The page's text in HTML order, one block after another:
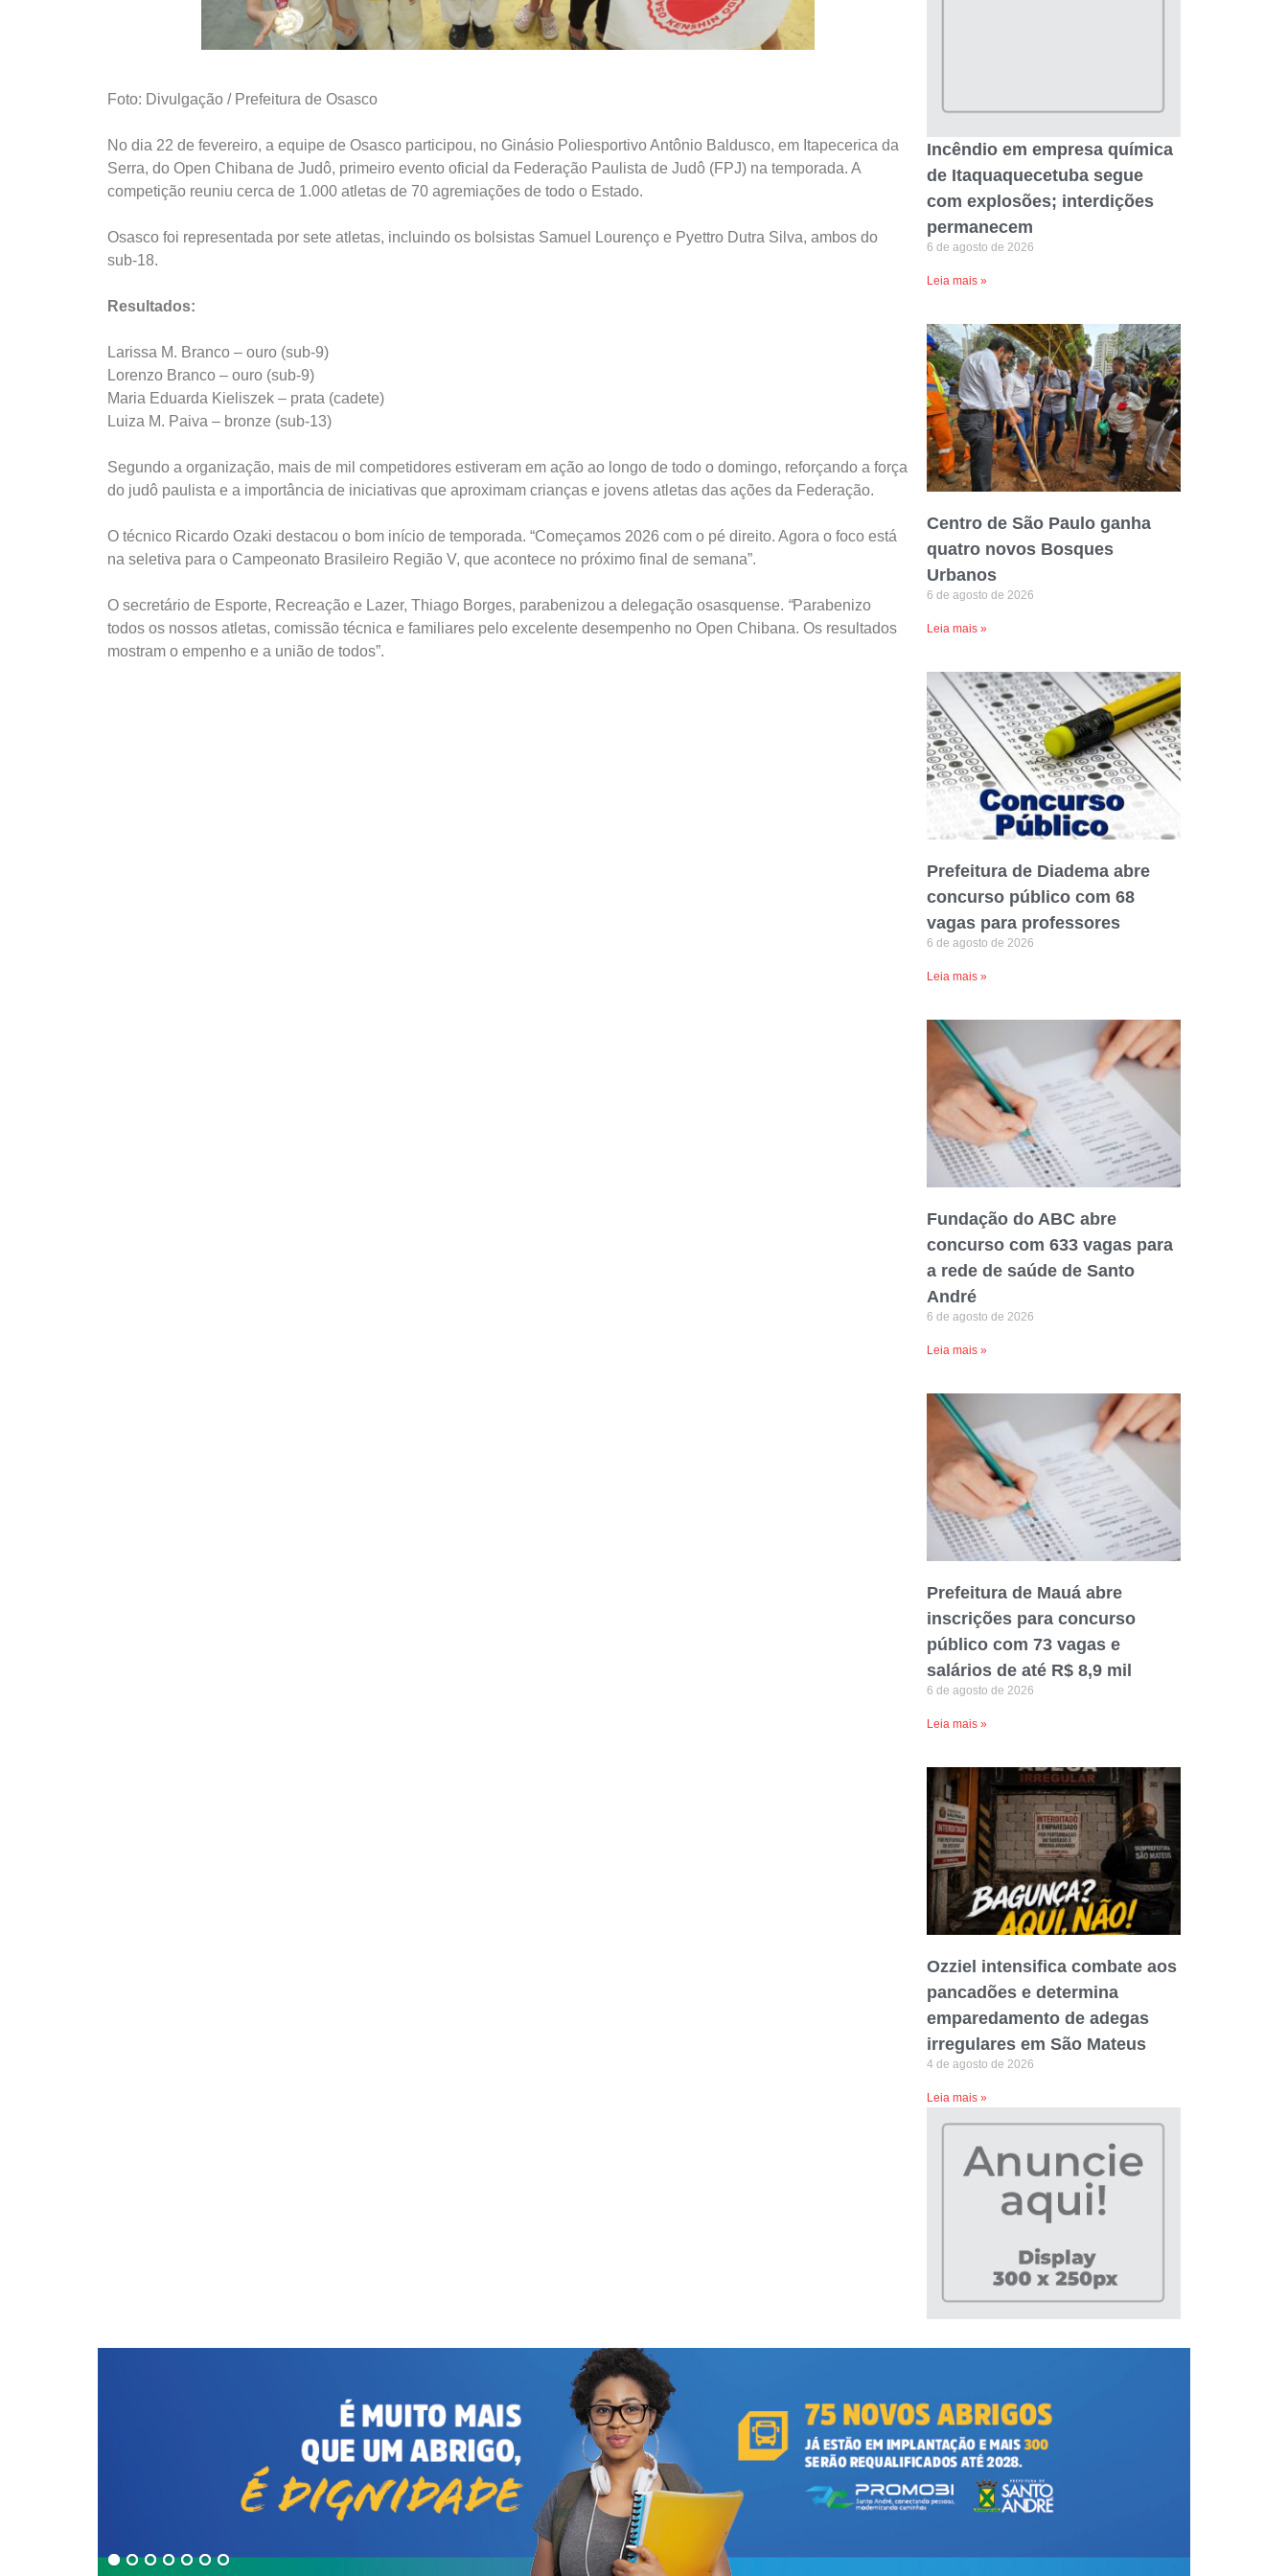
Foto: Divulgação / Prefeitura de Osasco
No dia 22 de fevereiro, a equipe de Osasco participou, no Ginásio Poliesportivo Antônio Baldusco, em Itapecerica da
Serra, do Open Chibana de Judô, primeiro evento oficial da Federação Paulista de Judô (FPJ) na temporada. A
competição reuniu cerca de 1.000 atletas de 70 agremiações de todo o Estado.
Osasco foi representada por sete atletas, incluindo os bolsistas Samuel Lourenço e Pyettro Dutra Silva, ambos do
sub-18.
Resultados:
Larissa M. Branco – ouro (sub-9)
Lorenzo Branco – ouro (sub-9)
Maria Eduarda Kieliszek – prata (cadete)
Luiza M. Paiva – bronze (sub-13)
Segundo a organização, mais de mil competidores estiveram em ação ao longo de todo o domingo, reforçando a força
do judô paulista e a importância de iniciativas que aproximam crianças e jovens atletas das ações da Federação.
O técnico Ricardo Ozaki destacou o bom início de temporada. “Começamos 2026 com o pé direito. Agora o foco está
na seletiva para o Campeonato Brasileiro Região V, que acontece no próximo final de semana”.
O secretário de Esporte, Recreação e Lazer, Thiago Borges, parabenizou a delegação osasquense. “Parabenizo
todos os nossos atletas, comissão técnica e familiares pelo excelente desempenho no Open Chibana. Os resultados
mostram o empenho e a união de todos”.
Incêndio em empresa química
de Itaquaquecetuba segue
com explosões; interdições
permanecem
6 de agosto de 2026
Leia mais »
Centro de São Paulo ganha
quatro novos Bosques
Urbanos
6 de agosto de 2026
Leia mais »
Prefeitura de Diadema abre
concurso público com 68
vagas para professores
6 de agosto de 2026
Leia mais »
Fundação do ABC abre
concurso com 633 vagas para
a rede de saúde de Santo
André
6 de agosto de 2026
Leia mais »
Prefeitura de Mauá abre
inscrições para concurso
público com 73 vagas e
salários de até R$ 8,9 mil
6 de agosto de 2026
Leia mais »
Ozziel intensifica combate aos
pancadões e determina
emparedamento de adegas
irregulares em São Mateus
4 de agosto de 2026
Leia mais »